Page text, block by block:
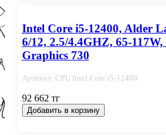
Intel Core i5-12400, Alder
6/12, 2.5/4.4GHZ, 65-
Graphics 730
Артикул: СPU Intel Сore i5-12400
92 662 тг
Добавить в корзину